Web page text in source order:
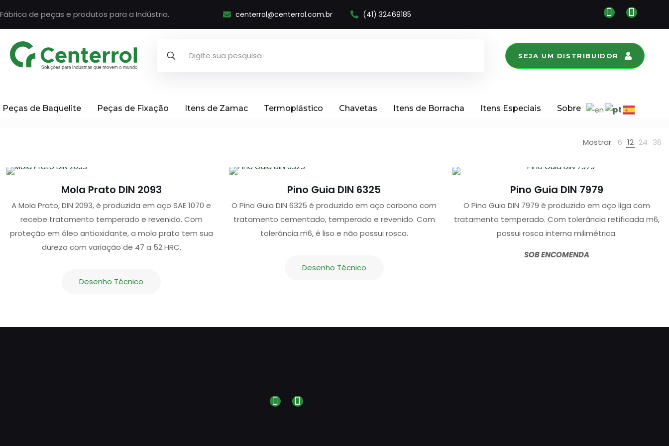
Fábrica de peças e produtos para a Indústria. centerrol@centerrol.com.br (41) 32469185
SEJA UM DISTRIBUIDOR
Peças de Baquelite Peças de Fixação Itens de Zamac Termoplástico Chavetas Itens de Borracha Itens Especiais Sobre
Mostrar: 6 12 24 36
Mola Prato DIN 2093
A Mola Prato, DIN 2093, é produzida em aço SAE 1070 e
recebe tratamento temperado e revenido. Com
proteção em óleo antioxidante, a mola prato tem sua
dureza com variação de 47 a 52 HRC.
Desenho Técnico
Pino Guia DIN 6325
O Pino Guia DIN 6325 é produzido em aço carbono com
tratamento cementado, temperado e revenido. Com
tolerância m6, é liso e não possui rosca.
Desenho Técnico
Pino Guia DIN 7979
O Pino Guia DIN 7979 é produzido em aço liga com
tratamento temperado. Com tolerância retificada m6,
possui rosca interna milimétrica.
SOB ENCOMENDA